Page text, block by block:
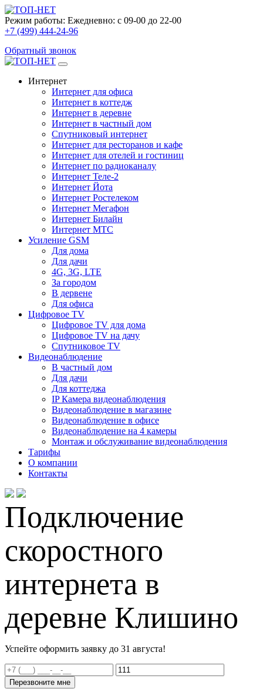
Режим работы: Ежедневно: с 09-00 до 22-00
+7 (499) 444-24-96
Обратный звонок
Интернет
Интернет для офиса
Интернет в коттедж
Интернет в деревне
Интернет в частный дом
Спутниковый интернет
Интернет для ресторанов и кафе
Интернет для отелей и гостиниц
Интернет по радиоканалу
Интернет Теле-2
Интернет Йота
Интернет Ростелеком
Интернет Мегафон
Интернет Билайн
Интернет МТС
Усиление GSM
Для дома
Для дачи
4G, 3G, LTE
За городом
В дервене
Для офиса
Цифровое TV
Цифровое TV для дома
Цифровое TV на дачу
Спутниковое TV
Видеонаблюдение
В частный дом
Для дачи
Для коттеджа
IP Камера видеонаблюдения
Видеонаблюдение в магазине
Видеонаблюдение в офисе
Видеонаблюдение на 4 камеры
Монтаж и обслуживание видеонаблюдения
Тарифы
О компании
Контакты
Подключение
скоростного
интернета в
деревне Клишино
Успейте оформить заявку до 31 августа!
Перезвоните мне